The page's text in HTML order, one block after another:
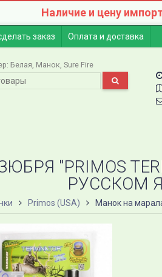
Наличие и цену
заказ Оплата и доставка
Белая Манок Sure Fire
"PRIMOS
РУССКОМ
Primos (USA) Манок на